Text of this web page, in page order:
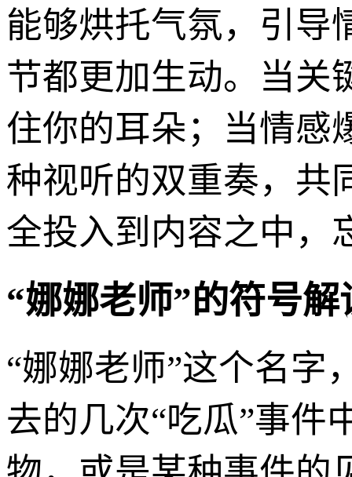
能够烘托气氛，引导
节都更加生动。当关
住你的耳朵；当情感
种视听的双重奏，共
全投入到内容之中，
“娜娜老师”的符号
“娜娜老师”这个名字
去的几次“吃瓜”事件